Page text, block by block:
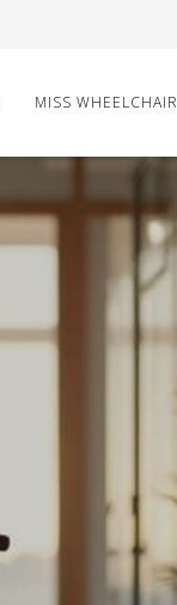
MISS WHEELCHAIR